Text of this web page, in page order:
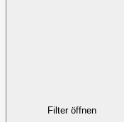
Filter öffnen